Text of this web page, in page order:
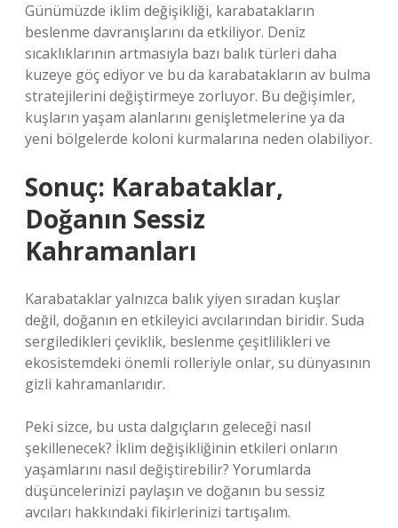
Günümüzde iklim değişikliği, karabatakların
beslenme davranışlarını da etkiliyor. Deniz
sıcaklıklarının artmasıyla bazı balık türleri daha
kuzeye göç ediyor ve bu da karabatakların av bulma
stratejilerini değiştirmeye zorluyor. Bu değişimler,
kuşların yaşam alanlarını genişletmelerine ya da
yeni bölgelerde koloni kurmalarına neden olabiliyor.
Sonuç: Karabataklar,
Doğanın Sessiz
Kahramanları
Karabataklar yalnızca balık yiyen sıradan kuşlar
değil, doğanın en etkileyici avcılarından biridir. Suda
sergiledikleri çeviklik, beslenme çeşitlilikleri ve
ekosistemdeki önemli rolleriyle onlar, su dünyasının
gizli kahramanlarıdır.
Peki sizce, bu usta dalgıçların geleceği nasıl
şekillenecek? İklim değişikliğinin etkileri onların
yaşamlarını nasıl değiştirebilir? Yorumlarda
düşüncelerinizi paylaşın ve doğanın bu sessiz
avcıları hakkındaki fikirlerinizi tartışalım.